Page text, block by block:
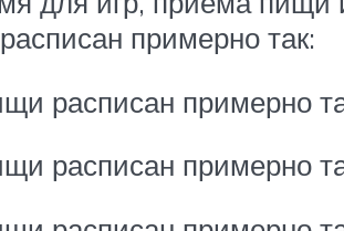
примерно так:
расписан примерно
расписан примерно